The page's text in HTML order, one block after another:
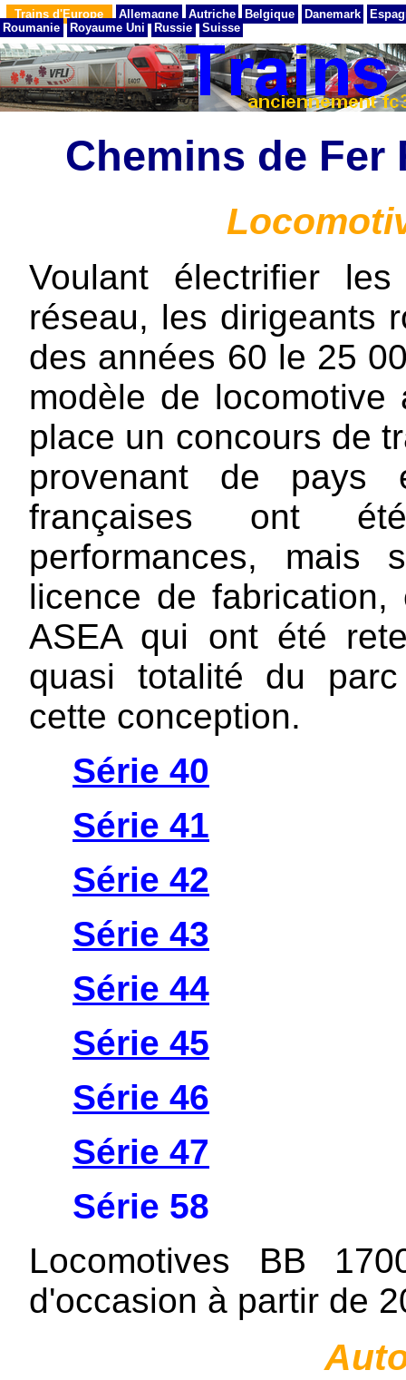
Trains d'Europe Allemagne Autriche Belgique Danemark
Roumanie
Royaume Uni Russie Suisse
Chemins de Fer
Voulant électrifier
réseau, les dirigeants
des années 60 le 25
modèle de
place un concours de
provenant de pays
françaises ont
performances,
licence de
ASEA qui ont été
quasi totalité du
cette conception.
Série 40
Série 41
Série 42
Série 43
Série 44
Série 45
Série 46
Série 47
Série 58
Locomotives BB
d'occasion à partir de